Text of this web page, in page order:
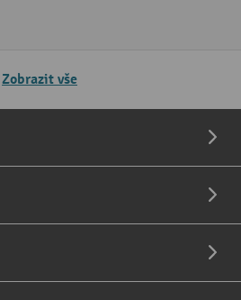
Zobrazit vše